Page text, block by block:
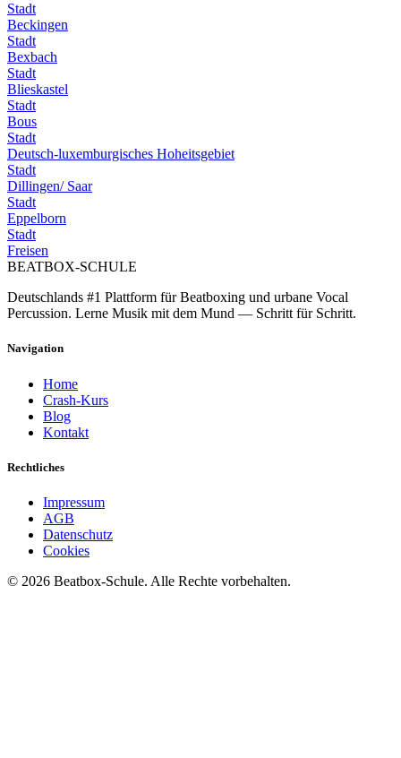
Stadt
Beckingen
Stadt
Bexbach
Stadt
Blieskastel
Stadt
Bous
Stadt
Deutsch-luxemburgisches Hoheitsgebiet
Stadt
Dillingen/ Saar
Stadt
Eppelborn
Stadt
Freisen
BEATBOX-SCHULE
Deutschlands #1 Plattform für Beatboxing und urbane Vocal
Percussion. Lerne Musik mit dem Mund — Schritt für Schritt.
Navigation
Home
Crash-Kurs
Blog
Kontakt
Rechtliches
Impressum
AGB
Datenschutz
Cookies
© 2026 Beatbox-Schule. Alle Rechte vorbehalten.